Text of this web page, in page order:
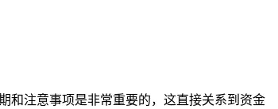
和注意事项是非常重要的，这直接关系到资金